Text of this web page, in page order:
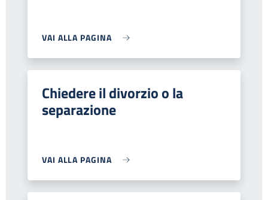
VAI ALLA PAGINA
Chiedere il divorzio o la
separazione
VAI ALLA PAGINA